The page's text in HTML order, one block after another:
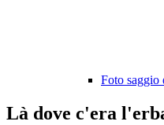
Foto saggio
Là dove c'era